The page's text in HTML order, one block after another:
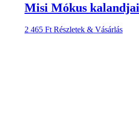
Misi Mókus
2 465 Ft Részletek & Vásárlás